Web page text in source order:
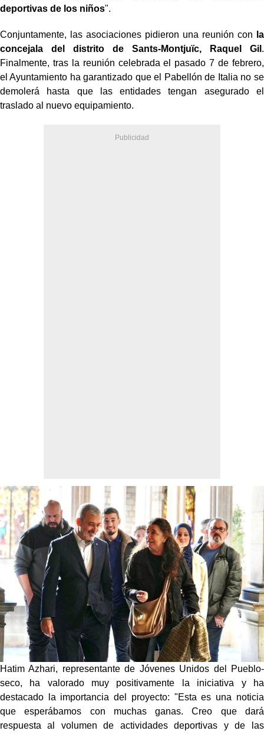
deportivas de los niños".
Conjuntamente, las asociaciones pidieron una reunión con
la
concejala del distrito de Sants-Montjuïc, Raquel Gil .
Finalmente, tras la reunión celebrada el pasado 7 de febrero,
el Ayuntamiento ha garantizado que el Pabellón de Italia no se
demolerá hasta que las entidades tengan asegurado el
traslado al nuevo equipamiento.
Hatim Azhari, representante de Jóvenes Unidos del Pueblo-
seco, ha valorado muy positivamente la iniciativa y ha
destacado la importancia del proyecto: "Esta es una noticia
que esperábamos con muchas ganas. Creo que dará
respuesta al volumen de actividades deportivas y de las